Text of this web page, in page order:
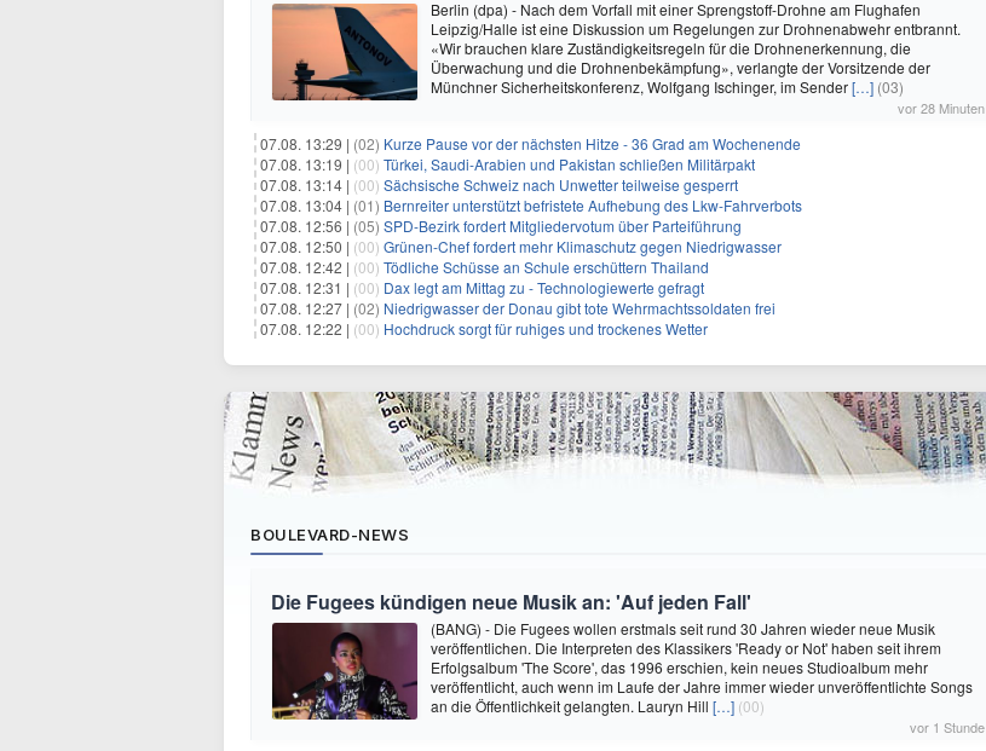
Berlin (dpa) - Nach dem Vorfall mit einer Sprengstoff-Drohne am Flughafen
Leipzig/Halle ist eine Diskussion um Regelungen zur Drohnenabwehr entbrannt.
«Wir brauchen klare Zuständigkeitsregeln für die Drohnenerkennung, die
Überwachung und die Drohnenbekämpfung», verlangte der Vorsitzende der
Münchner Sicherheitskonferenz, Wolfgang Ischinger, im Sender[…] (03)
vor 28 Minuten
07.08. 13:29 | (02) Kurze Pause vor der nächsten Hitze - 36 Grad am Wochenende
07.08. 13:19 | (00) Türkei, Saudi-Arabien und Pakistan schließen Militärpakt
07.08. 13:14 | (00) Sächsische Schweiz nach Unwetter teilweise gesperrt
07.08. 13:04 | (01) Bernreiter unterstützt befristete Aufhebung des Lkw-Fahrverbots
07.08. 12:56 | (05) SPD-Bezirk fordert Mitgliedervotum über Parteiführung
07.08. 12:50 | (00) Grünen-Chef fordert mehr Klimaschutz gegen Niedrigwasser
07.08. 12:42 | (00) Tödliche Schüsse an Schule erschüttern Thailand
07.08. 12:31 | (00) Dax legt am Mittag zu - Technologiewerte gefragt
07.08. 12:27 | (02) Niedrigwasser der Donau gibt tote Wehrmachtssoldaten frei
07.08. 12:22 | (00) Hochdruck sorgt für ruhiges und trockenes Wetter
BOULEVARD-NEWS
Die Fugees kündigen neue Musik an: 'Auf jeden Fall'
(BANG) - Die Fugees wollen erstmals seit rund 30 Jahren wieder neue Musik
veröffentlichen. Die Interpreten des Klassikers 'Ready or Not' haben seit ihrem
Erfolgsalbum 'The Score', das 1996 erschien, kein neues Studioalbum mehr
veröffentlicht, auch wenn im Laufe der Jahre immer wieder unveröffentlichte Songs
an die Öffentlichkeit gelangten. Lauryn Hill […] (00)
vor 1 Stunde